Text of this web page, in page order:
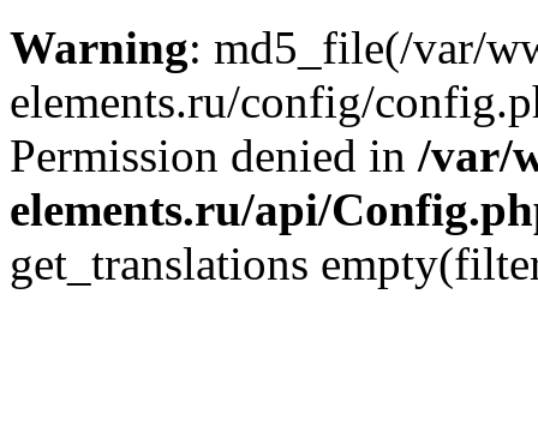
Warning: md5_file(/var/
elements.ru/config/
Permission denied in /var/
elements.ru/api/
get_translations